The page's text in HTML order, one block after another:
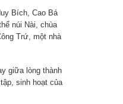
Bích, Cao Bá
núi Nài, chùa
Trứ, một nhà
giữa lòng thành
sinh hoạt của